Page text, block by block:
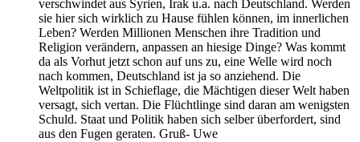
verschwindet aus Syrien, Irak u.a. nach Deutschland. Werden
sie hier sich wirklich zu Hause fühlen können, im innerlichen
Leben? Werden Millionen Menschen ihre Tradition und
Religion verändern, anpassen an hiesige Dinge? Was kommt
da als Vorhut jetzt schon auf uns zu, eine Welle wird noch
nach kommen, Deutschland ist ja so anziehend. Die
Weltpolitik ist in Schieflage, die Mächtigen dieser Welt haben
versagt, sich vertan. Die Flüchtlinge sind daran am wenigsten
Schuld. Staat und Politik haben sich selber überfordert, sind
aus den Fugen geraten. Gruß- Uwe